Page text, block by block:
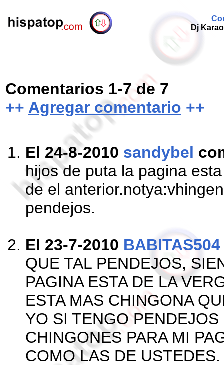
Dj
Comentarios 1-7 de 7
++ Agregar comentario ++
El 24-8-2010 sandybel
hijos de puta la pagina
de el
pendejos.
El 23-7-2010
QUE TAL PENDEJOS,
PAGINA ESTA DE LA
ESTA MAS CHINGONA
YO SI TENGO
CHINGONES PARA MI
COMO LAS DE USTEDES.